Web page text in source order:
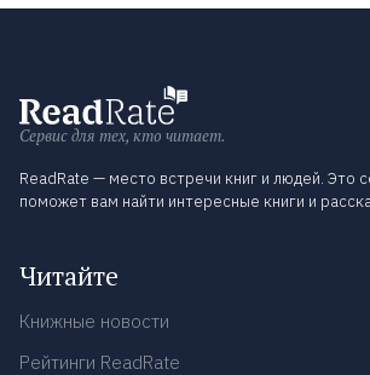
Сервис для тех, кто читает.
ReadRate — место встречи книг и людей. Это
поможет вам найти интересные книги и
Читайте
Книжные новости
Рейтинги ReadRate